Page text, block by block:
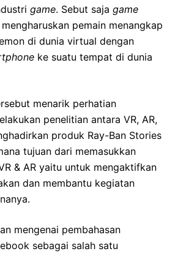
game. Sebut saja game
pemain menangkap
di dunia virtual dengan
ke suatu tempat di dunia
menarik perhatian
penelitian antara VR, AR,
produk Ray-Ban Stories
tujuan dari memasukkan
& AR yaitu untuk mengaktifkan
dan membantu kegiatan
mengenai pembahasan
sebagai salah satu